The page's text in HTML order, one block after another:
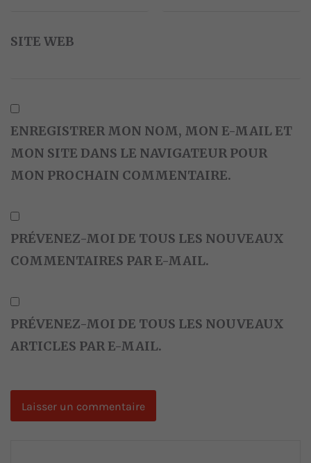
SITE WEB
ENREGISTRER MON NOM, MON E-MAIL ET
MON SITE DANS LE NAVIGATEUR POUR
MON PROCHAIN COMMENTAIRE.
PRÉVENEZ-MOI DE TOUS LES NOUVEAUX
COMMENTAIRES PAR E-MAIL.
PRÉVENEZ-MOI DE TOUS LES NOUVEAUX
ARTICLES PAR E-MAIL.